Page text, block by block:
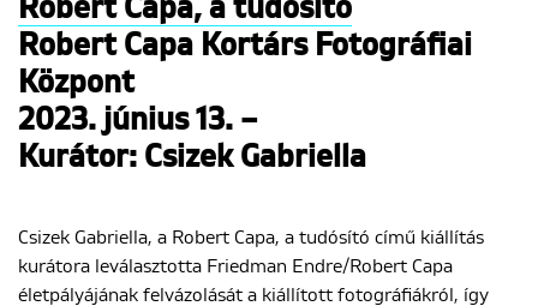
Robert Capa, a tudósító
Robert Capa Kortárs Fotográfiai
Központ
2023. június 13. –
Kurátor: Csizek Gabriella
Csizek Gabriella, a Robert Capa, a tudósító című kiállítás
kurátora leválasztotta Friedman Endre/Robert Capa
életpályájának felvázolását a kiállított fotográfiákról, így